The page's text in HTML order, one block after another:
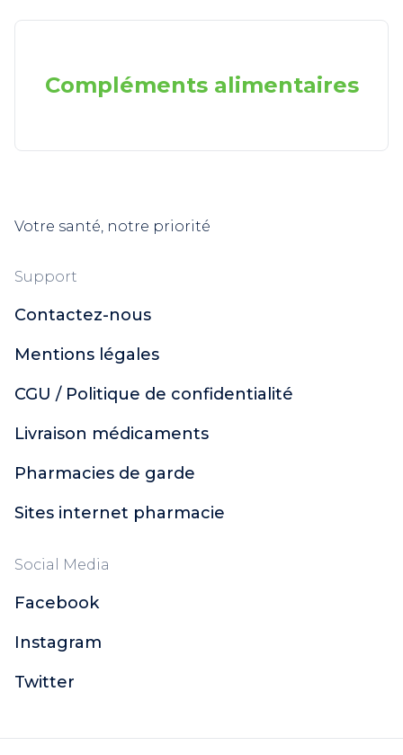
Compléments alimentaires
Votre santé, notre priorité
Support
Contactez-nous
Mentions légales
CGU / Politique de confidentialité
Livraison médicaments
Pharmacies de garde
Sites internet pharmacie
Social Media
Facebook
Instagram
Twitter